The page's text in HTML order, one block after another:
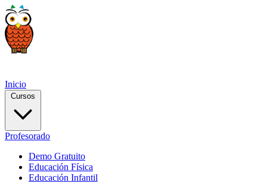
Inicio
Cursos
Profesorado
Demo Gratuito
Educación Física
Educación Infantil